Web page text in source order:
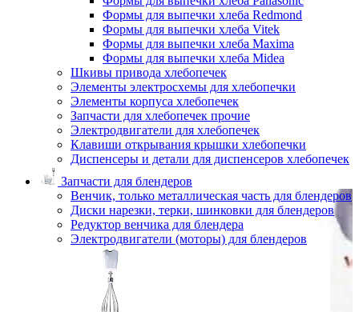
Формы для выпечки хлеба Redmond
Формы для выпечки хлеба Vitek
Формы для выпечки хлеба Maxima
Формы для выпечки хлеба Midea
Шкивы привода хлебопечек
Элементы электросхемы для хлебопечки
Элементы корпуса хлебопечек
Запчасти для хлебопечек прочие
Электродвигатели для хлебопечек
Клавиши открывания крышки хлебопечки
Диспенсеры и детали для диспенсеров хлебопечек
Запчасти для блендеров
Венчик, только металлическая часть для блендеров
Диски нарезки, терки, шинковки для блендеров
Редуктор венчика для блендера
Электродвигатели (моторы) для блендеров